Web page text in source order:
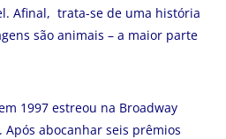
Afinal, trata-se de uma história
são animais – a maior parte
1997 estreou na Broadway
. Após abocanhar seis prêmios